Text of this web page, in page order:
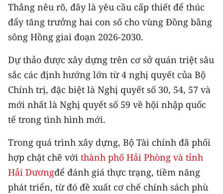
Thắng nêu rõ, đây là yêu cầu cấp thiết để thúc
đẩy tăng trưởng hai con số cho vùng Đồng bằng
sông Hồng giai đoạn 2026-2030.
Dự thảo được xây dựng trên cơ sở quán triệt sâu
sắc các định hướng lớn từ 4 nghị quyết của Bộ
Chính trị, đặc biệt là Nghị quyết số 30, 54, 57 và
mới nhất là Nghị quyết số 59 về hội nhập quốc
tế trong tình hình mới.
Trong quá trình xây dựng, Bộ Tài chính đã phối
hợp chặt chẽ với thành phố Hải Phòng và tỉnh
Hải Dươngđể đánh giá thực trạng, tiềm năng
phát triển, từ đó đề xuất cơ chế chính sách phù